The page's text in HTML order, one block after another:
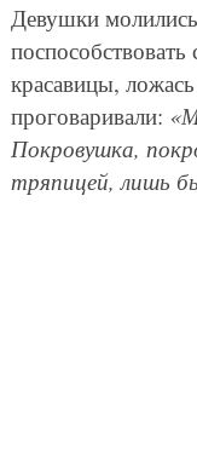
Девушки
красавицы,
проговаривали:
Покровушка,
тряпицей, лишь